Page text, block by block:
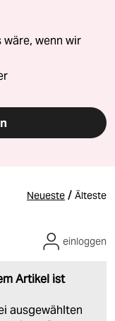
wäre, wenn wir
Neueste / Älteste
Artikel ist
ausgewählten
einloggen